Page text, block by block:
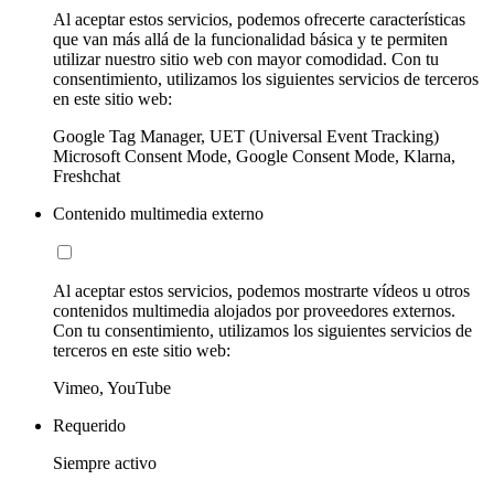
Al aceptar estos servicios, podemos ofrecerte características
que van más allá de la funcionalidad básica y te permiten
utilizar nuestro sitio web con mayor comodidad. Con tu
consentimiento, utilizamos los siguientes servicios de terceros
en este sitio web:
Google Tag Manager, UET (Universal Event Tracking)
Microsoft Consent Mode, Google Consent Mode, Klarna,
Freshchat
Contenido multimedia externo
Al aceptar estos servicios, podemos mostrarte vídeos u otros
contenidos multimedia alojados por proveedores externos.
Con tu consentimiento, utilizamos los siguientes servicios de
terceros en este sitio web:
Vimeo, YouTube
Requerido
Siempre activo